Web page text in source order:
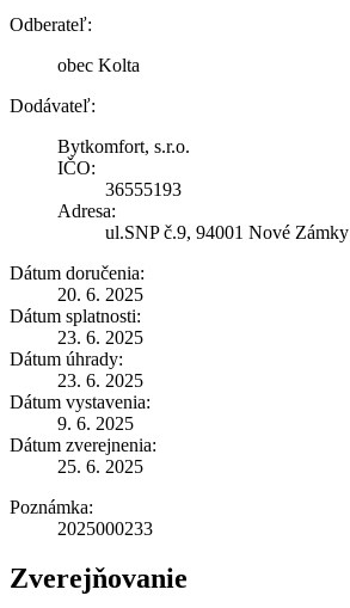
Odberateľ:
obec Kolta
Dodávateľ:
Bytkomfort, s.r.o.
IČO:
36555193
Adresa:
ul.SNP č.9, 94001 Nové Zámky
Dátum doručenia:
20. 6. 2025
Dátum splatnosti:
23. 6. 2025
Dátum úhrady:
23. 6. 2025
Dátum vystavenia:
9. 6. 2025
Dátum zverejnenia:
25. 6. 2025
Poznámka:
2025000233
Zverejňovanie